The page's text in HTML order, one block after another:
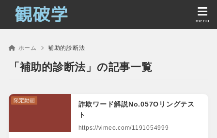
ホーム 補助的診断法
「補助的診断法」の記事一覧
詐欺ワード解説No.057Oリングテス
ト
https://vimeo.com/1191054999
限定動画